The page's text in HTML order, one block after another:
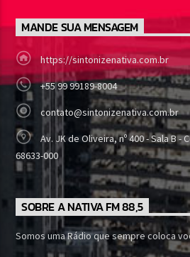
MANDE SUA MENSAGEM
https://sintonizenativa.com.br
+55 99 99189-8004
contato@sintonizenativa.com.br
Av. JK de Oliveira, nº 400 - Sala B -
68633-000
SOBRE A NATIVA FM 88,5
Somos uma Rádio que sempre coloca